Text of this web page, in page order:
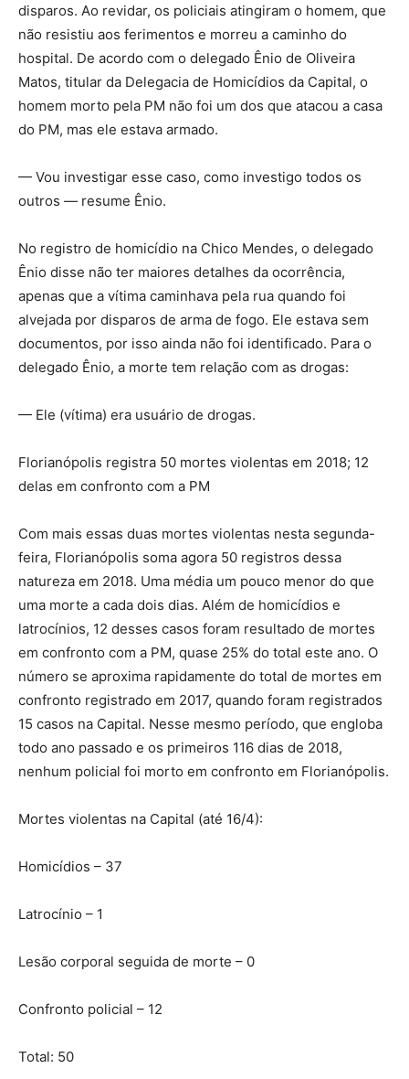
disparos. Ao revidar, os policiais atingiram o homem, que
não resistiu aos ferimentos e morreu a caminho do
hospital. De acordo com o delegado Ênio de Oliveira
Matos, titular da Delegacia de Homicídios da Capital, o
homem morto pela PM não foi um dos que atacou a casa
do PM, mas ele estava armado.
— Vou investigar esse caso, como investigo todos os
outros — resume Ênio.
No registro de homicídio na Chico Mendes, o delegado
Ênio disse não ter maiores detalhes da ocorrência,
apenas que a vítima caminhava pela rua quando foi
alvejada por disparos de arma de fogo. Ele estava sem
documentos, por isso ainda não foi identificado. Para o
delegado Ênio, a morte tem relação com as drogas:
— Ele (vítima) era usuário de drogas.
Florianópolis registra 50 mortes violentas em 2018; 12
delas em confronto com a PM
Com mais essas duas mortes violentas nesta segunda-
feira, Florianópolis soma agora 50 registros dessa
natureza em 2018. Uma média um pouco menor do que
uma morte a cada dois dias. Além de homicídios e
latrocínios, 12 desses casos foram resultado de mortes
em confronto com a PM, quase 25% do total este ano. O
número se aproxima rapidamente do total de mortes em
confronto registrado em 2017, quando foram registrados
15 casos na Capital. Nesse mesmo período, que engloba
todo ano passado e os primeiros 116 dias de 2018,
nenhum policial foi morto em confronto em Florianópolis.
Mortes violentas na Capital (até 16/4):
Homicídios – 37
Latrocínio – 1
Lesão corporal seguida de morte – 0
Confronto policial – 12
Total: 50